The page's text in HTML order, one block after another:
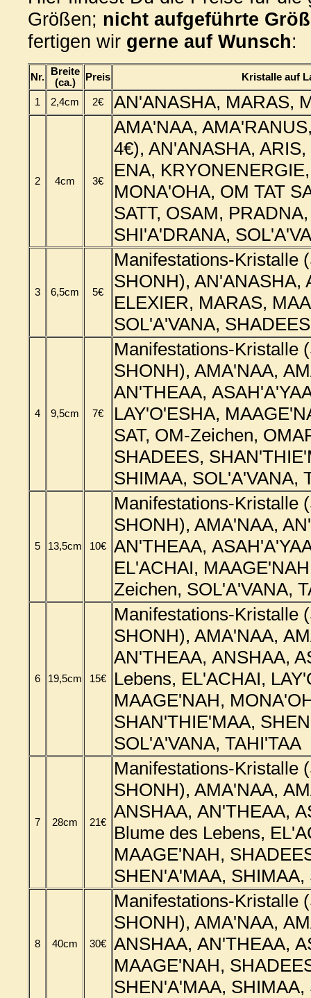
Größen; nicht aufgeführte
fertigen wir gerne auf Wunsch:
Nr.
Breite
(ca.)
Preis Kristalle auf
1 2,4cm 2€ AN'ANASHA, MARAS,
2 4cm 3€
AMA'NAA,
4€), AN'ANASHA,
ENA,
MONA'OHA, OM TAT
SATT, OSAM,
SHI'A'DRANA,
3 6,5cm 5€
Manifestations-Kristalle
SHONH), AN'ANASHA,
ELEXIER, MARAS,
SOL'A'VANA, SHADEES
4 9,5cm 7€
Manifestations-Kristalle
SHONH), AMA'NAA,
AN'THEAA,
LAY'O'ESHA,
SAT, OM-Zeichen,
SHADEES,
SHIMAA, SOL'A'VANA,
5 13,5cm 10€
Manifestations-Kristalle
SHONH), AMA'NAA,
AN'THEAA,
EL'ACHAI,
Zeichen, SOL'A'VANA,
6 19,5cm 15€
Manifestations-Kristalle
SHONH), AMA'NAA,
AN'THEAA, ANSHAA,
Lebens, EL'ACHAI,
MAAGE'NAH,
SHAN'THIE'MAA,
SOL'A'VANA, TAHI'TAA
7 28cm 21€
Manifestations-Kristalle
SHONH), AMA'NAA,
ANSHAA, AN'THEAA,
Blume des Lebens,
MAAGE'NAH,
SHEN'A'MAA, SHIMAA,
8 40cm 30€
Manifestations-Kristalle
SHONH), AMA'NAA,
ANSHAA, AN'THEAA,
MAAGE'NAH,
SHEN'A'MAA, SHIMAA,